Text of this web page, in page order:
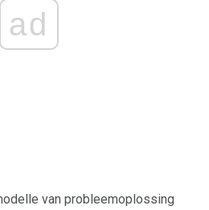
ad
van probleemoplossing